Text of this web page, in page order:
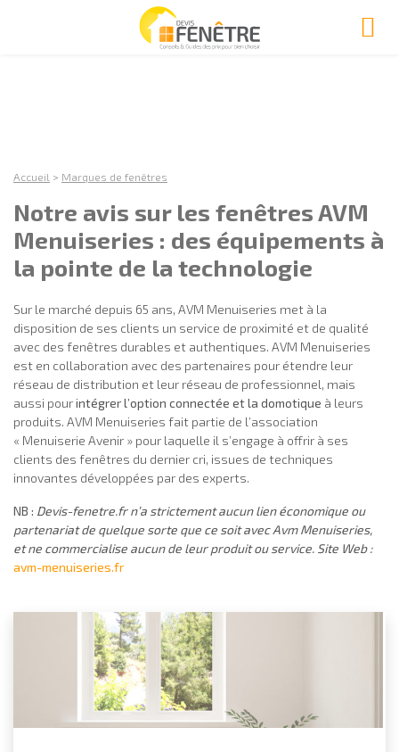
Accueil > Marques de fenêtres
Notre avis sur les fenêtres AVM
Menuiseries : des équipements à
la pointe de la technologie
Sur le marché depuis 65 ans, AVM Menuiseries met à la
disposition de ses clients un service de proximité et de qualité
avec des fenêtres durables et authentiques. AVM Menuiseries
est en collaboration avec des partenaires pour étendre leur
réseau de distribution et leur réseau de professionnel, mais
aussi pourintégrer l’option connectée et la domotique à leurs
produits. AVM Menuiseries fait partie de l’association
« Menuiserie Avenir » pour laquelle il s’engage à offrir à ses
clients des fenêtres du dernier cri, issues de techniques
innovantes développées par des experts.
NB : Devis-fenetre.fr n’a strictement aucun lien économique ou
partenariat de quelque sorte que ce soit avec Avm Menuiseries,
et ne commercialise aucun de leur produit ou service. Site Web :
avm-menuiseries.fr